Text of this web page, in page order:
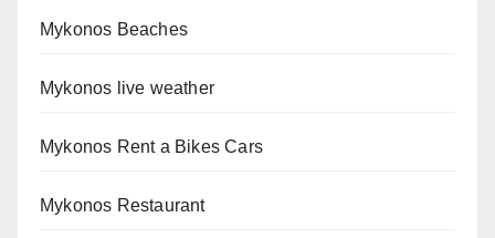
Mykonos Beaches
Mykonos live weather
Mykonos Rent a Bikes Cars
Mykonos Restaurant